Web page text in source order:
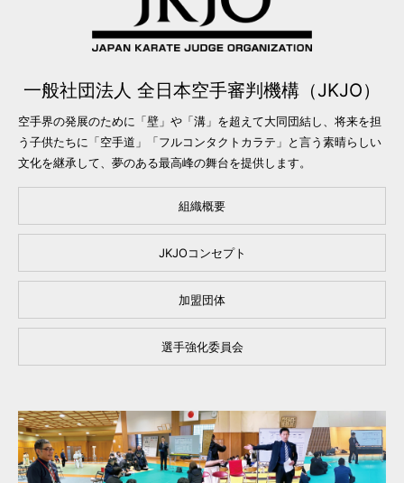
一般社団法人 全日本空手審判機構（JKJO）
空手界の発展のために「壁」や「溝」を超えて大同団結し、将来を担
う子供たちに「空手道」「フルコンタクトカラテ」と言う素晴らしい
文化を継承して、夢のある最高峰の舞台を提供します。
組織概要
JKJOコンセプト
加盟団体
選手強化委員会